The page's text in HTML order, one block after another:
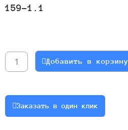
159-1.1
RC17-
16.99-
или
RCF17-
Добавить в корзину
Заказать в один клик